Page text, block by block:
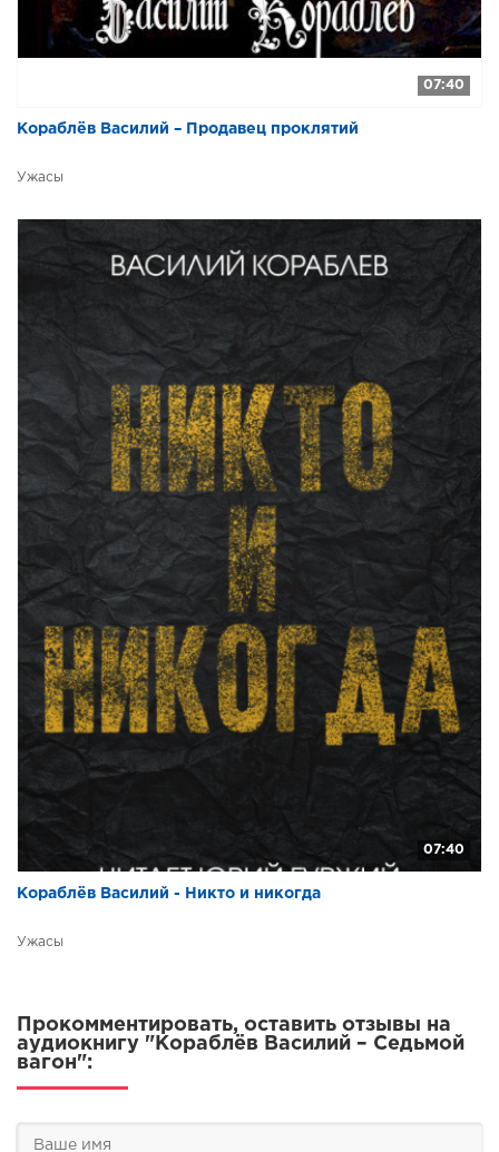
07:40
Кораблёв Василий – Продавец проклятий
Ужасы
07:40
Кораблёв Василий - Никто и никогда
Ужасы
Прокомментировать, оставить отзывы на
аудиокнигу "Кораблёв Василий – Седьмой
вагон":